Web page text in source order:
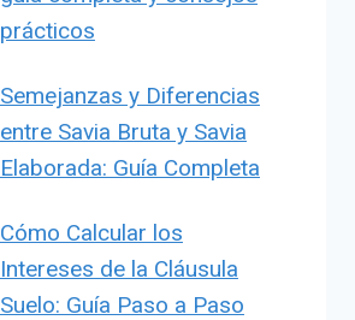
prácticos
Semejanzas y Diferencias
entre Savia Bruta y Savia
Elaborada: Guía Completa
Cómo Calcular los
Intereses de la Cláusula
Suelo: Guía Paso a Paso